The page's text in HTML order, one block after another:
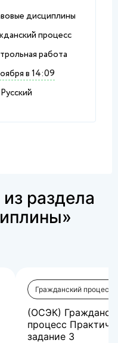
дисциплины
процесс
работа
в 14:09
Русский
раздела
Гражданский процесс
(ОСЭК)
процесс
задание 3